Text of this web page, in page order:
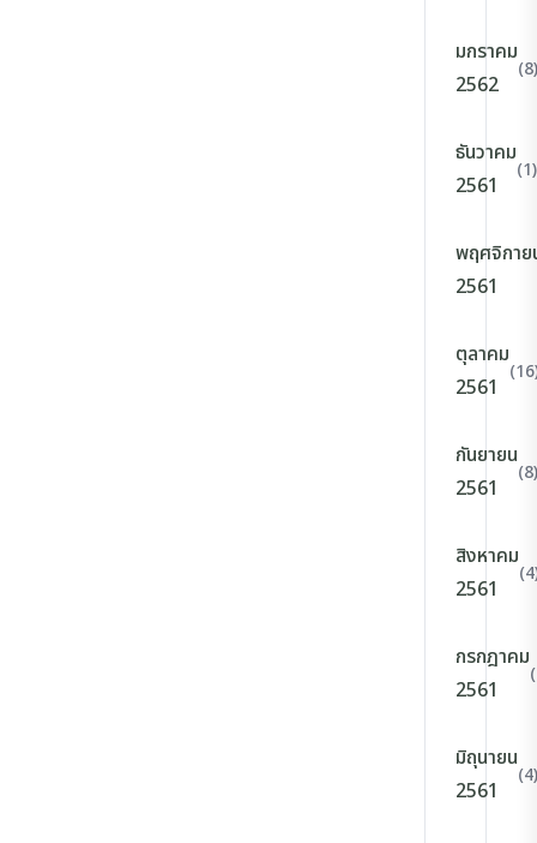
มกราคม
2562
(8)
ธันวาคม
2561
(1)
พฤศจิกาย
2561
ตุลาคม
2561
กันยายน
2561
(8)
สิงหาคม
2561
กรกฎาคม
2561
มิถุนายน
2561
(4)